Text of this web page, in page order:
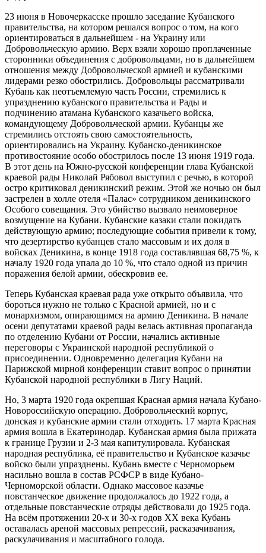
23 июня в Новочеркасске прошло заседание Кубанского
правительства, на котором решался вопрос о том, на кого
ориентироваться в дальнейшем - на Украину или
Добровольческую армию. Верх взяли хорошо проплаченные
сторонники объединения с добровольцами, но в дальнейшем
отношения между Добровольческой армией и кубанскими
лидерами резко обострились. Добровольцы рассматривали
Кубань как неотъемлемую часть России, стремились к
упразднению кубанского правительства и Рады и
подчинению атамана Кубанского казачьего войска,
командующему Добровольческой армии. Кубанцы же
стремились отстоять свою самостоятельность,
ориентировались на Украину. Кубанско-деникинское
противостояние особо обострилось после 13 июня 1919 года.
В этот день на Южно-русской конференции глава Кубанской
краевой рады Николай Рябовол выступил с речью, в которой
остро критиковал деникинский режим. Этой же ночью он был
застрелен в холле отеля «Палас» сотрудником деникинского
Особого совещания. Это убийство вызвало неимоверное
возмущение на Кубани. Кубанские казаки стали покидать
действующую армию; последующие события привели к тому,
что дезертирство кубанцев стало массовым и их доля в
войсках Деникина, в конце 1918 года составлявшая 68,75 %, к
началу 1920 года упала до 10 %, что стало одной из причин
поражения белой армии, обескровив ее.
Теперь Кубанская краевая рада уже открыто объявила, что
бороться нужно не только с Красной армией, но и с
монархизмом, опирающимся на армию Деникина. В начале
осени депутатами краевой рады велась активная пропаганда
по отделению Кубани от России, начались активные
переговоры с Украинской народной республикой о
присоединении. Одновременно делегация Кубани на
Парижской мирной конференции ставит вопрос о принятии
Кубанской народной республики в Лигу Наций.
Но, 3 марта 1920 года окрепшая Красная армия начала Кубано-
Новороссийскую операцию. Добровольческий корпус,
донская и кубанские армии стали отходить. 17 марта Красная
армия вошла в Екатеринодар. Кубанская армия была прижата
к границе Грузии и 2-3 мая капитулировала. Кубанская
народная республика, её правительство и Кубанское казачье
войско были упразднены. Кубань вместе с Черноморьем
насильно вошла в состав РСФСР в виде Кубано-
Черноморской области. Однако массовое казачье
повстанческое движение продолжалось до 1922 года, а
отдельные повстанческие отряды действовали до 1925 года.
На всём протяжении 20-х и 30-х годов XX века Кубань
оставалась ареной массовых репрессий, расказачивания,
раскулачивания и масштабного голода.